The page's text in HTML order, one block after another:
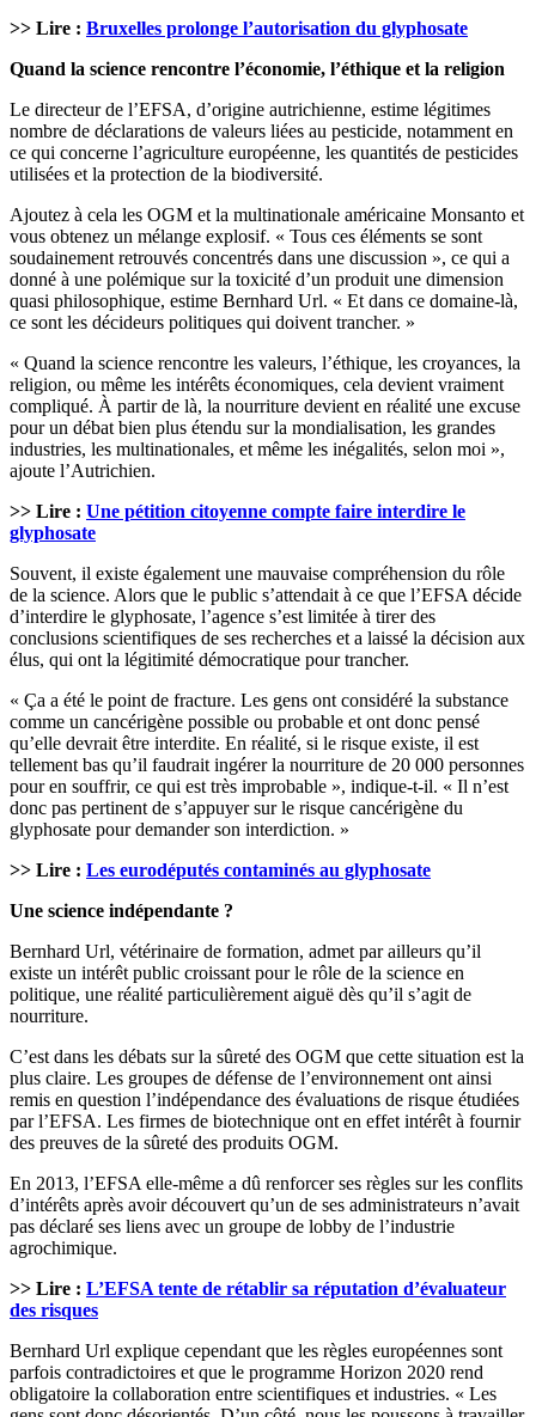
>> Lire : Bruxelles prolonge l’autorisation du glyphosate
Quand la science rencontre l’économie, l’éthique et la religion
Le directeur de l’EFSA, d’origine autrichienne, estime légitimes
nombre de déclarations de valeurs liées au pesticide, notamment en
ce qui concerne l’agriculture européenne, les quantités de pesticides
utilisées et la protection de la biodiversité.
Ajoutez à cela les OGM et la multinationale américaine Monsanto et
vous obtenez un mélange explosif. « Tous ces éléments se sont
soudainement retrouvés concentrés dans une discussion », ce qui a
donné à une polémique sur la toxicité d’un produit une dimension
quasi philosophique, estime Bernhard Url. « Et dans ce domaine-là,
ce sont les décideurs politiques qui doivent trancher. »
« Quand la science rencontre les valeurs, l’éthique, les croyances, la
religion, ou même les intérêts économiques, cela devient vraiment
compliqué. À partir de là, la nourriture devient en réalité une excuse
pour un débat bien plus étendu sur la mondialisation, les grandes
industries, les multinationales, et même les inégalités, selon moi »,
ajoute l’Autrichien.
>> Lire : Une pétition citoyenne compte faire interdire le
glyphosate
Souvent, il existe également une mauvaise compréhension du rôle
de la science. Alors que le public s’attendait à ce que l’EFSA décide
d’interdire le glyphosate, l’agence s’est limitée à tirer des
conclusions scientifiques de ses recherches et a laissé la décision aux
élus, qui ont la légitimité démocratique pour trancher.
« Ça a été le point de fracture. Les gens ont considéré la substance
comme un cancérigène possible ou probable et ont donc pensé
qu’elle devrait être interdite. En réalité, si le risque existe, il est
tellement bas qu’il faudrait ingérer la nourriture de 20 000 personnes
pour en souffrir, ce qui est très improbable », indique-t-il. « Il n’est
donc pas pertinent de s’appuyer sur le risque cancérigène du
glyphosate pour demander son interdiction. »
>> Lire : Les eurodéputés contaminés au glyphosate
Une science indépendante ?
Bernhard Url, vétérinaire de formation, admet par ailleurs qu’il
existe un intérêt public croissant pour le rôle de la science en
politique, une réalité particulièrement aiguë dès qu’il s’agit de
nourriture.
C’est dans les débats sur la sûreté des OGM que cette situation est la
plus claire. Les groupes de défense de l’environnement ont ainsi
remis en question l’indépendance des évaluations de risque étudiées
par l’EFSA. Les firmes de biotechnique ont en effet intérêt à fournir
des preuves de la sûreté des produits OGM.
En 2013, l’EFSA elle-même a dû renforcer ses règles sur les conflits
d’intérêts après avoir découvert qu’un de ses administrateurs n’avait
pas déclaré ses liens avec un groupe de lobby de l’industrie
agrochimique.
>> Lire : L’EFSA tente de rétablir sa réputation d’évaluateur
des risques
Bernhard Url explique cependant que les règles européennes sont
parfois contradictoires et que le programme Horizon 2020 rend
obligatoire la collaboration entre scientifiques et industries. « Les